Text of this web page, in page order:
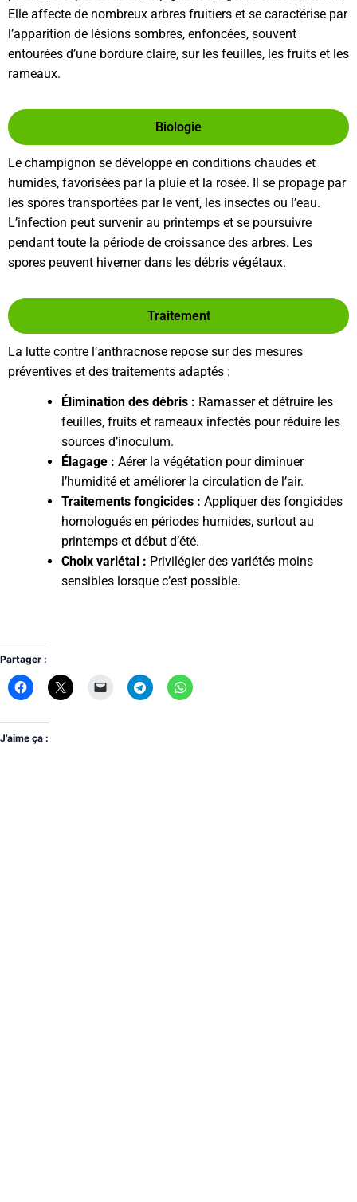
Elle affecte de nombreux arbres fruitiers et se caractérise par
l’apparition de lésions sombres, enfoncées, souvent
entourées d’une bordure claire, sur les feuilles, les fruits et les
rameaux.
Biologie
Le champignon se développe en conditions chaudes et
humides, favorisées par la pluie et la rosée. Il se propage par
les spores transportées par le vent, les insectes ou l’eau.
L’infection peut survenir au printemps et se poursuivre
pendant toute la période de croissance des arbres. Les
spores peuvent hiverner dans les débris végétaux.
Traitement
La lutte contre l’anthracnose repose sur des mesures
préventives et des traitements adaptés :
Élimination des débris : Ramasser et détruire les
feuilles, fruits et rameaux infectés pour réduire les
sources d’inoculum.
Élagage : Aérer la végétation pour diminuer
l’humidité et améliorer la circulation de l’air.
Traitements fongicides : Appliquer des fongicides
homologués en périodes humides, surtout au
printemps et début d’été.
Choix variétal : Privilégier des variétés moins
sensibles lorsque c’est possible.
Partager :
J’aime ça :